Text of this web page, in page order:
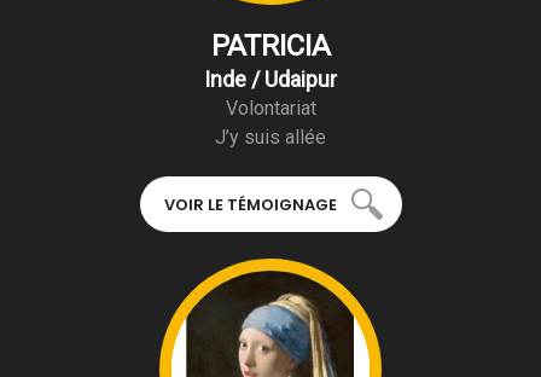
PATRICIA
Inde / Udaipur
Volontariat
J’y suis allée
VOIR LE TÉMOIGNAGE